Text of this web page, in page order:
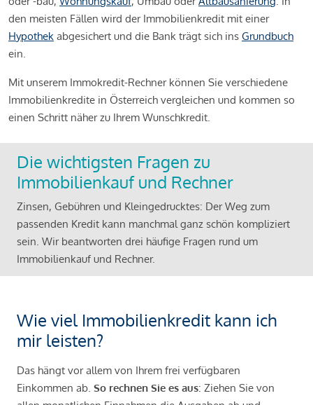
den meisten Fällen wird der Immobilienkredit mit einer
Hypothek abgesichert und die Bank trägt sich ins Grundbuch
ein.
Mit unserem Immokredit-Rechner können Sie verschiedene
Immobilienkredite in Österreich vergleichen und kommen so
einen Schritt näher zu Ihrem Wunschkredit.
Die wichtigsten Fragen zu
Immobilienkauf und Rechner
Zinsen, Gebühren und Kleingedrucktes: Der Weg zum
passenden Kredit kann manchmal ganz schön kompliziert
sein. Wir beantworten drei häufige Fragen rund um
Immobilienkauf und Rechner.
Wie viel Immobilienkredit kann ich
mir leisten?
Das hängt vor allem von Ihrem frei verfügbaren
Einkommen ab. So rechnen Sie es aus: Ziehen Sie von